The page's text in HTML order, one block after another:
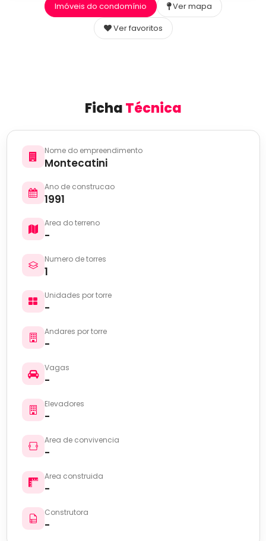
Imóveis do condomínio
Ver mapa
Ver favoritos
FichaTécnica
Nome do empreendimento
Montecatini
Ano de construcao
1991
Area do terreno
-
Numero de torres
1
Unidades por torre
-
Andares por torre
-
Vagas
-
Elevadores
-
Area de convivencia
-
Area construida
-
Construtora
-